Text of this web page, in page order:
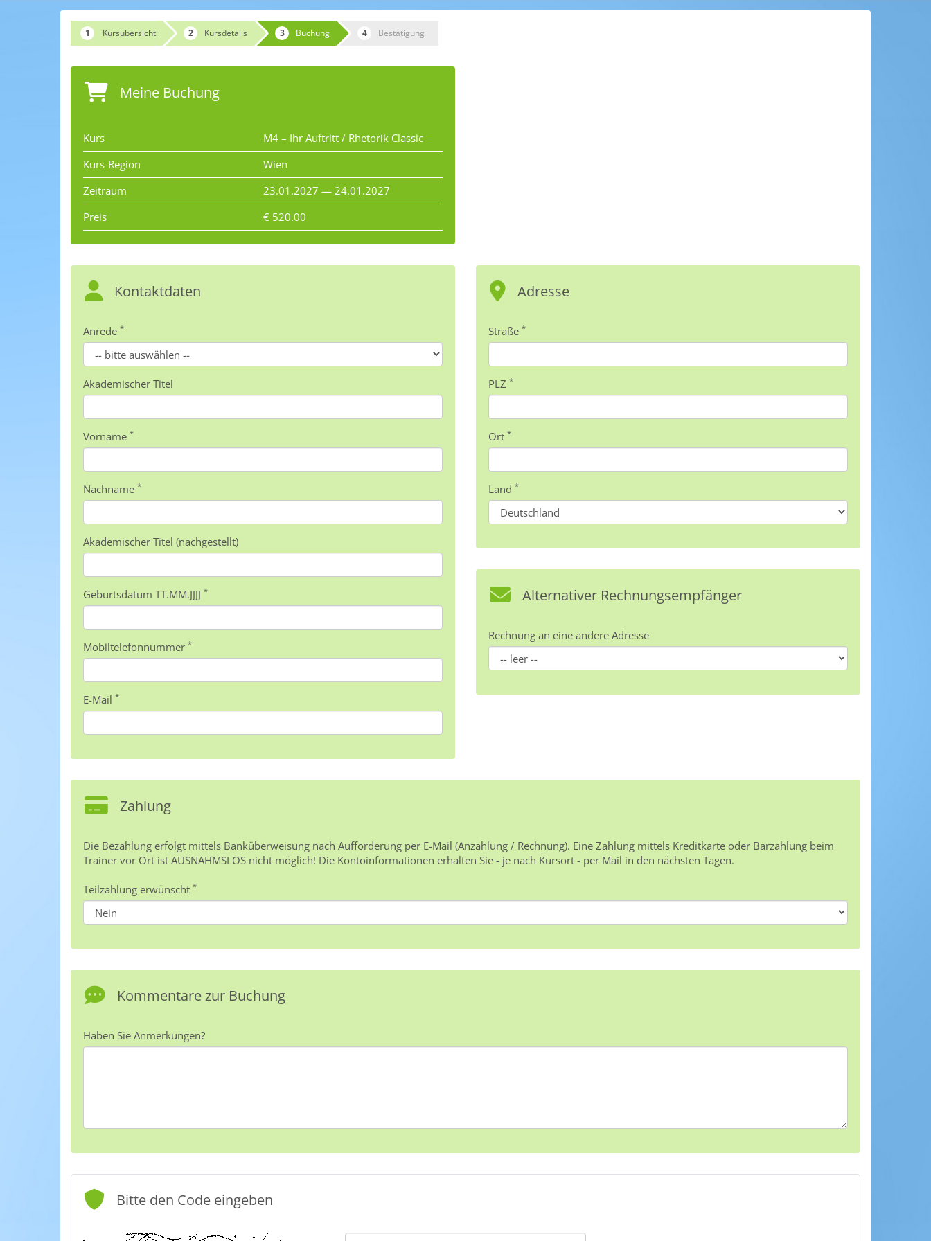
Kursübersicht Kursdetails Buchung Bestätigung
Meine Buchung
Kurs
M4 – Ihr Auftritt / Rhetorik Classic
Kurs-Region
Wien
Zeitraum
23.01.2027 — 24.01.2027
Preis
€ 520.00
Kontaktdaten
Anrede *
Akademischer Titel
Vorname *
Nachname *
Akademischer Titel (nachgestellt)
Geburtsdatum TT.MM.JJJJ *
Mobiltelefonnummer *
E-Mail *
Adresse
Straße *
PLZ *
Ort *
Land *
Alternativer Rechnungsempfänger
Rechnung an eine andere Adresse
Zahlung
Die Bezahlung erfolgt mittels Banküberweisung nach Aufforderung per E-Mail (Anzahlung / Rechnung). Eine Zahlung mittels Kreditkarte oder Barzahlung beim
Trainer vor Ort ist AUSNAHMSLOS nicht möglich! Die Kontoinformationen erhalten Sie - je nach Kursort - per Mail in den nächsten Tagen.
Teilzahlung erwünscht *
Kommentare zur Buchung
Haben Sie Anmerkungen?
Bitte den Code eingeben